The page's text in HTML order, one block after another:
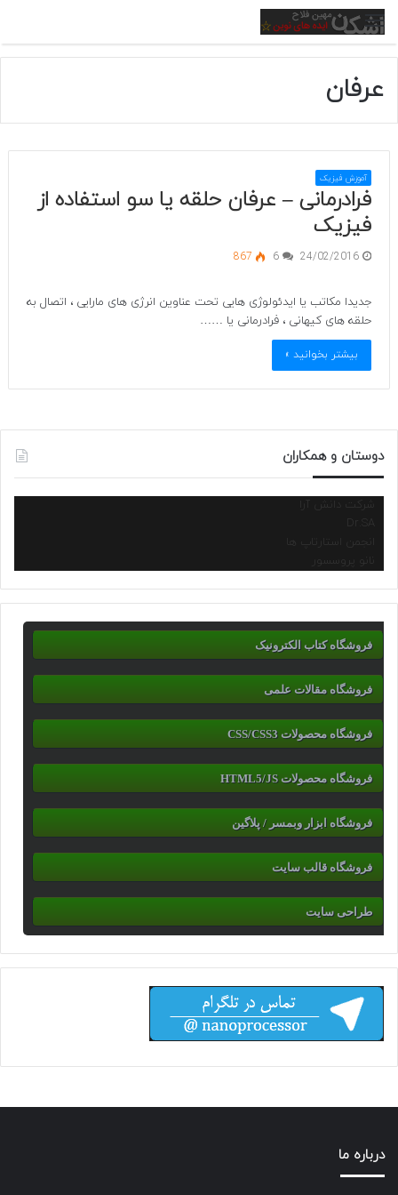
منو
عرفان
آموزش فیزیک
فرادرمانی – عرفان حلقه یا سو استفاده از
فیزیک
24/02/2016
6
867
جدیدا مکاتب یا ایدئولوژی هایی تحت عناوین انرژی های مارایی ، اتصال به
حلقه های کیهانی ، فرادرمانی یا ……
بیشتر بخوانید »
دوستان و همکاران
شرکت دانش آرا
انجمن استارتاپ ها
نانو پروسسور
فروشگاه کتاب الکترونیک
فروشگاه مقالات علمی
فروشگاه محصولات CSS/CSS3
فروشگاه محصولات HTML5/JS
فروشگاه ابزار وبمسر / پلاگین
فروشگاه قالب سایت
طراحی سایت
درباره ما